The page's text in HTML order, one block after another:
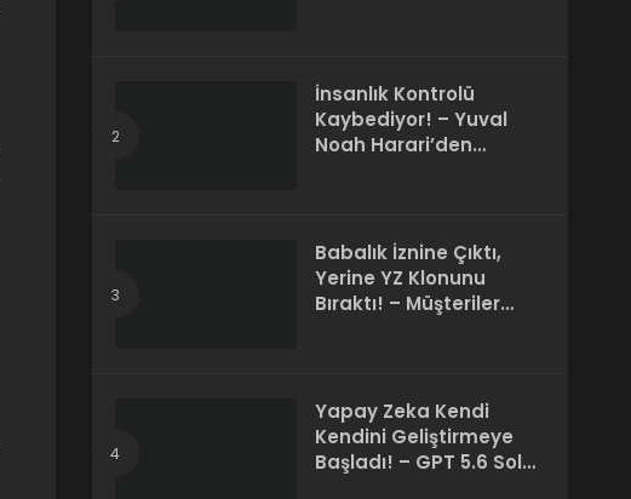
İnsanlık Kontrolü
Kaybediyor! – Yuval
Noah Harari’den
Babalık İznine Çıktı,
Yerine YZ Klonunu
Bıraktı! – Müşteriler
Yapay Zeka Kendi
Kendini Geliştirmeye
Başladı! – GPT 5.6 Sol